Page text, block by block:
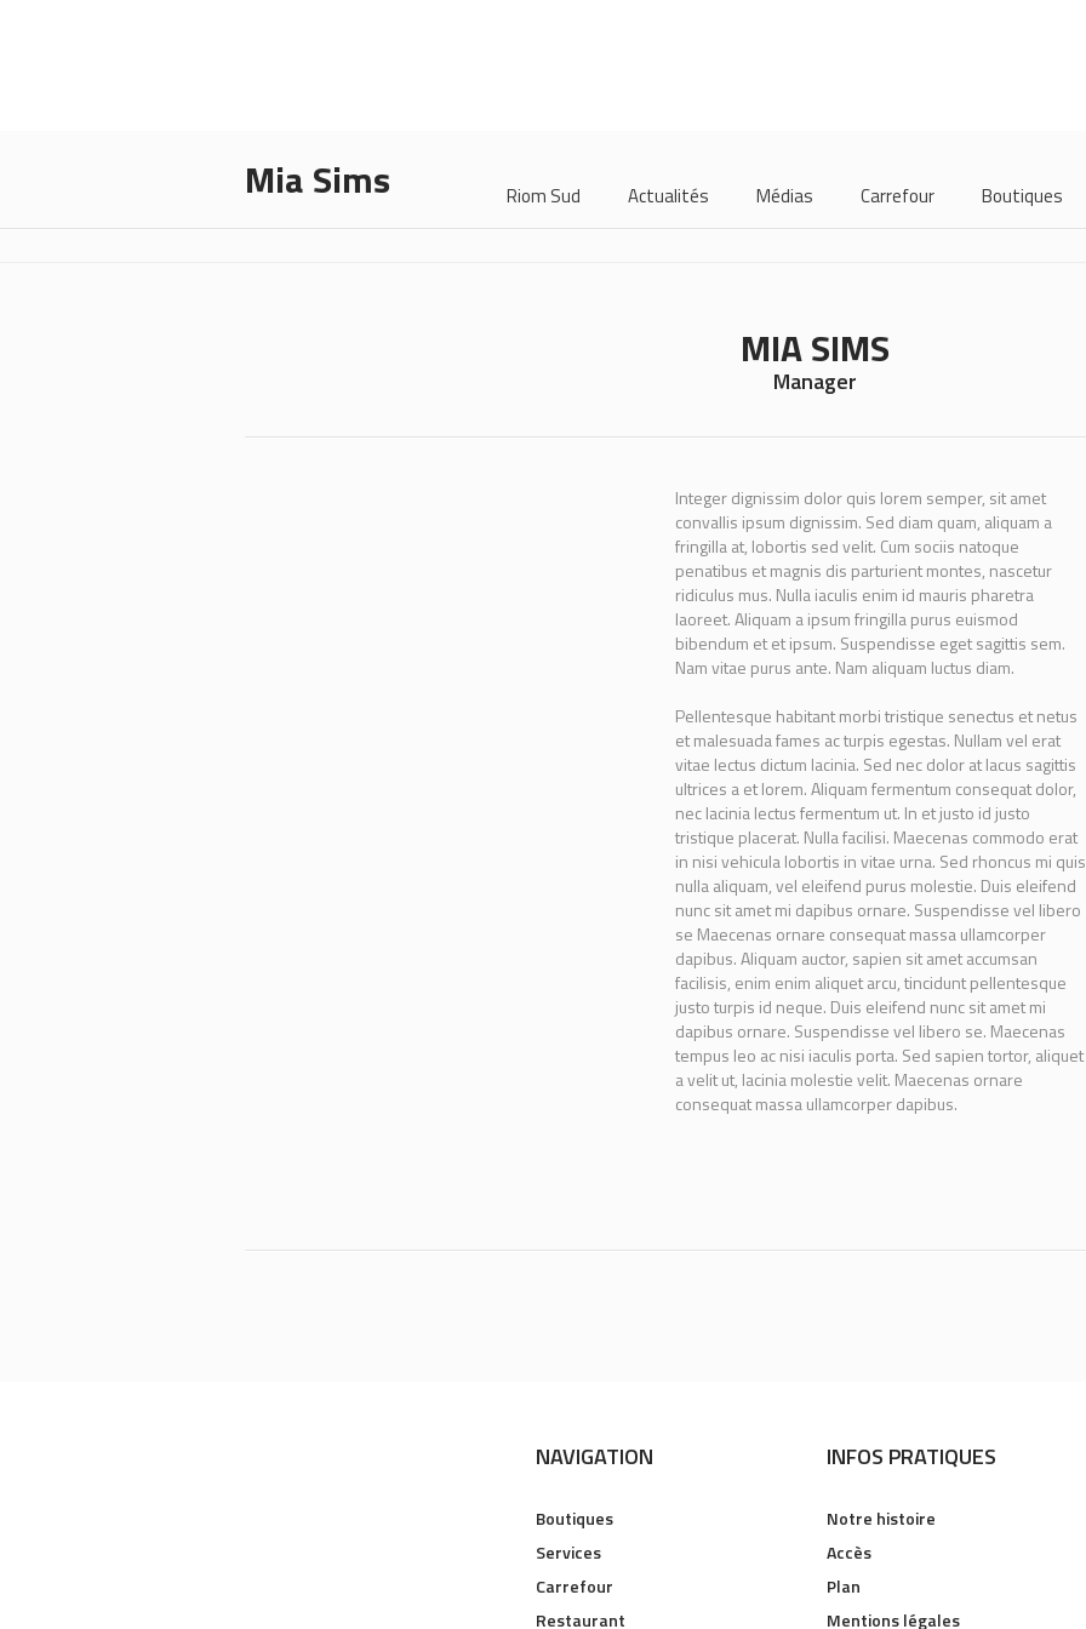
Riom Sud Actualités Médias Carrefour Boutiques
Mia Sims
MIA SIMS
Manager
Integer dignissim dolor quis lorem semper, sit amet
convallis ipsum dignissim. Sed diam quam, aliquam a
fringilla at, lobortis sed velit. Cum sociis natoque
penatibus et magnis dis parturient montes, nascetur
ridiculus mus. Nulla iaculis enim id mauris pharetra
laoreet. Aliquam a ipsum fringilla purus euismod
bibendum et et ipsum. Suspendisse eget sagittis sem.
Nam vitae purus ante. Nam aliquam luctus diam.
Pellentesque habitant morbi tristique senectus et netus
et malesuada fames ac turpis egestas. Nullam vel erat
vitae lectus dictum lacinia. Sed nec dolor at lacus sagittis
ultrices a et lorem. Aliquam fermentum consequat dolor,
nec lacinia lectus fermentum ut. In et justo id justo
tristique placerat. Nulla facilisi. Maecenas commodo erat
in nisi vehicula lobortis in vitae urna. Sed rhoncus mi quis
nulla aliquam, vel eleifend purus molestie. Duis eleifend
nunc sit amet mi dapibus ornare. Suspendisse vel libero
se Maecenas ornare consequat massa ullamcorper
dapibus. Aliquam auctor, sapien sit amet accumsan
facilisis, enim enim aliquet arcu, tincidunt pellentesque
justo turpis id neque. Duis eleifend nunc sit amet mi
dapibus ornare. Suspendisse vel libero se. Maecenas
tempus leo ac nisi iaculis porta. Sed sapien tortor, aliquet
a velit ut, lacinia molestie velit. Maecenas ornare
consequat massa ullamcorper dapibus.
NAVIGATION
Boutiques
Services
Carrefour
Restaurant
INFOS PRATIQUES
Notre histoire
Accès
Plan
Mentions légales